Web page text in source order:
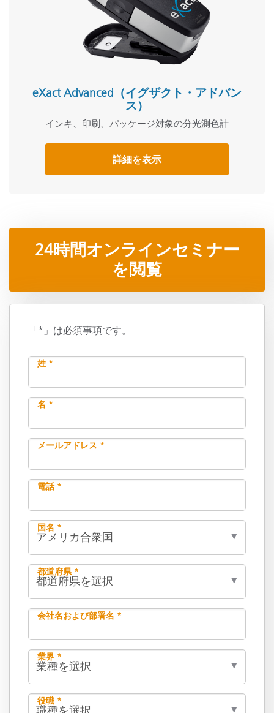
eXact Advanced（イグザクト・アドバン
ス）
インキ、印刷、パッケージ対象の分光測色計
詳細を表示
24時間オンラインセミナー
を閲覧
「*」は必須事項です。
姓 *
名 *
メールアドレス *
電話 *
国名 *
都道府県 *
会社名および部署名 *
業界 *
役職 *